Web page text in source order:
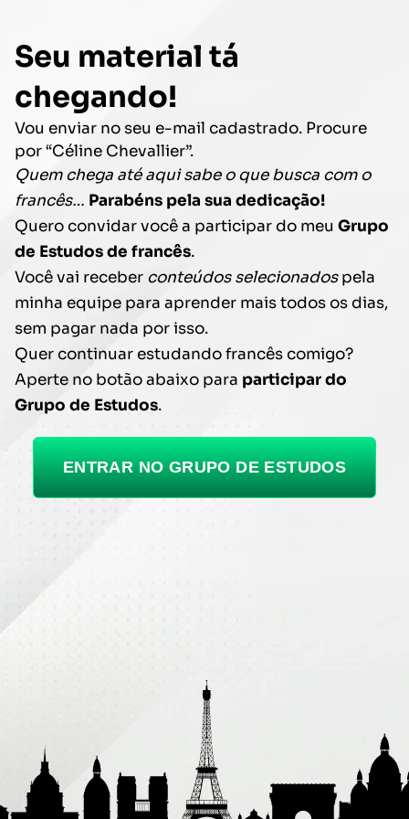
Seu material tá
chegando!
Vou enviar no seu e-mail cadastrado. Procure
por “Céline Chevallier”.
Quem chega até aqui sabe o que busca com o
francês… Parabéns pela sua dedicação!
Quero convidar você a participar do meu Grupo
de Estudos de francês.
Você vai receber conteúdos selecionadospela
minha equipe para aprender mais todos os dias,
sem pagar nada por isso.
Quer continuar estudando francês comigo?
Aperte no botão abaixo para participar do
Grupo de Estudos.
ENTRAR NO GRUPO DE ESTUDOS